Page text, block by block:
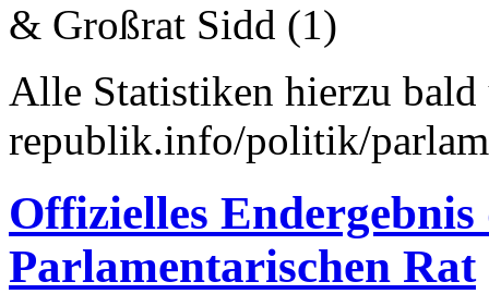
& Großrat Sidd (1)
Alle Statistiken hierzu
republik.info/politik/
Offizielles
Parlamentarischen Rat